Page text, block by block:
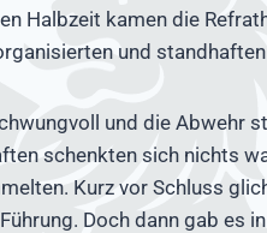
Halbzeit kamen die
und
und die Abwehr
schenkten sich nichts
Kurz vor Schluss
Doch dann gab es